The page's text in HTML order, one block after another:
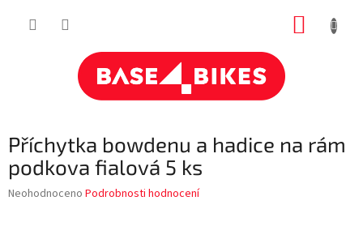
Příchytka bowdenu a hadice na rám
podkova fialová 5 ks
Průměrné
Neohodnoceno Podrobnosti hodnocení